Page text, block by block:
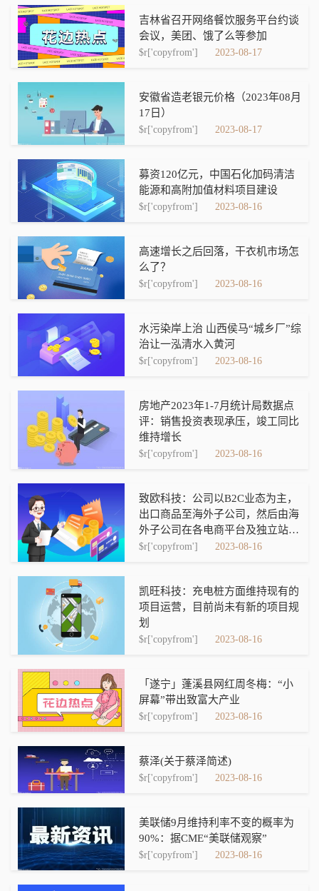
吉林省召开网络餐饮服务平台约谈
会议，美团、饿了么等参加
$r['copyfrom'] 2023-08-17
安徽省造老银元价格（2023年08月
17日）
$r['copyfrom'] 2023-08-17
募资120亿元，中国石化加码清洁
能源和高附加值材料项目建设
$r['copyfrom'] 2023-08-16
高速增长之后回落，干衣机市场怎
么了？
$r['copyfrom'] 2023-08-16
水污染岸上治 山西侯马“城乡厂”综
治让一泓清水入黄河
$r['copyfrom'] 2023-08-16
房地产2023年1-7月统计局数据点
评：销售投资表现承压，竣工同比
维持增长
$r['copyfrom'] 2023-08-16
致欧科技：公司以B2C业态为主，
出口商品至海外子公司，然后由海
外子公司在各电商平台及独立站对
外销售
$r['copyfrom'] 2023-08-16
凯旺科技：充电桩方面维持现有的
项目运营，目前尚未有新的项目规
划
$r['copyfrom'] 2023-08-16
「遂宁」蓬溪县网红周冬梅：“小
屏幕”带出致富大产业
$r['copyfrom'] 2023-08-16
蔡泽(关于蔡泽简述)
$r['copyfrom'] 2023-08-16
美联储9月维持利率不变的概率为
90%：据CME“美联储观察”
$r['copyfrom'] 2023-08-16